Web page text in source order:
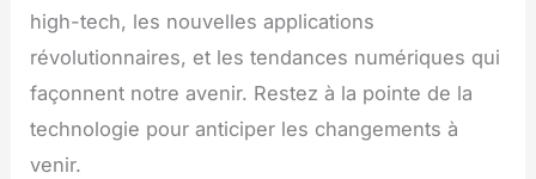
high-tech, les nouvelles applications
révolutionnaires, et les tendances numériques qui
façonnent notre avenir. Restez à la pointe de la
technologie pour anticiper les changements à
venir.